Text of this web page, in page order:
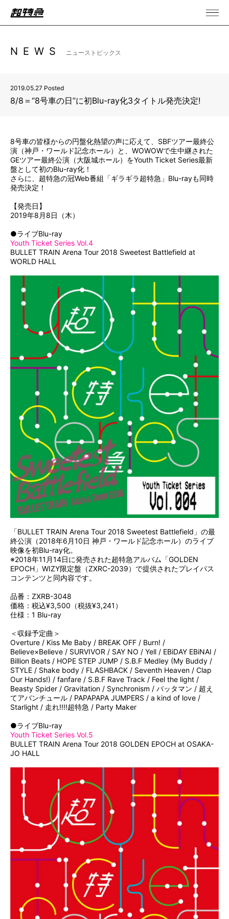
NEWS ニューストピックス
2019.05.27 Posted
8/8＝“8号車の日”に初Blu-ray化3タイトル発売決定!
8号車の皆様からの円盤化熱望の声に応えて、SBFツアー最終公
演（神戸・ワールド記念ホール）と、WOWOWで生中継された
GEツアー最終公演（大阪城ホール）をYouth Ticket Series最新
盤として初のBlu-ray化！
さらに、超特急の冠Web番組「ギラギラ超特急」Blu-rayも同時
発売決定！
【発売日】
2019年8月8日（木）
●ライブBlu-ray
Youth Ticket Series Vol.4
BULLET TRAIN Arena Tour 2018 Sweetest Battlefield at
WORLD HALL
「BULLET TRAIN Arena Tour 2018 Sweetest Battlefield」の最
終公演（2018年6月10日 神戸・ワールド記念ホール）のライブ
映像を初Blu-ray化。
※2018年11月14日に発売された超特急アルバム「GOLDEN
EPOCH」WIZY限定盤（ZXRC-2039）で提供されたプレイパス
コンテンツと同内容です。
品番：ZXRB-3048
価格：税込¥3,500（税抜¥3,241）
仕様：1 Blu-ray
＜収録予定曲＞
Overture / Kiss Me Baby / BREAK OFF / Burn! /
Believe×Believe / SURVIVOR / SAY NO / Yell / EBiDAY EBiNAI /
Billion Beats / HOPE STEP JUMP / S.B.F Medley (My Buddy /
STYLE / Shake body / FLASHBACK / Seventh Heaven / Clap
Our Hands!) / fanfare / S.B.F Rave Track / Feel the light /
Beasty Spider / Gravitation / Synchronism / バッタマン / 超え
てアバンチュール / PAPAPAPA JUMPERS / a kind of love /
Starlight / 走れ!!!!超特急 / Party Maker
●ライブBlu-ray
Youth Ticket Series Vol.5
BULLET TRAIN Arena Tour 2018 GOLDEN EPOCH at OSAKA-
JO HALL